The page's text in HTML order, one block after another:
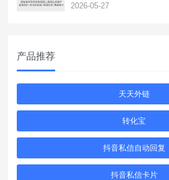
2026-05-27
产品推荐
天天外链
转化宝
抖音私信自动回复
抖音私信卡片